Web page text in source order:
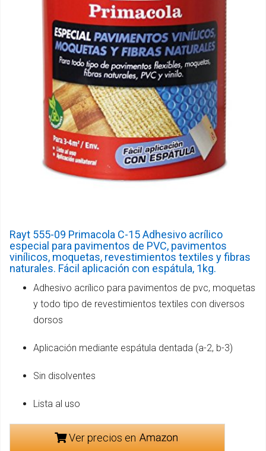
Rayt 555-09 Primacola C-15 Adhesivo acrílico
especial para pavimentos de PVC, pavimentos
vinílicos, moquetas, revestimientos textiles y fibras
naturales. Fácil aplicación con espátula, 1kg.
Adhesivo acrílico para pavimentos de pvc, moquetas
y todo tipo de revestimientos textiles con diversos
dorsos
Aplicación mediante espátula dentada (a-2, b-3)
Sin disolventes
Lista al uso
Ver precios en